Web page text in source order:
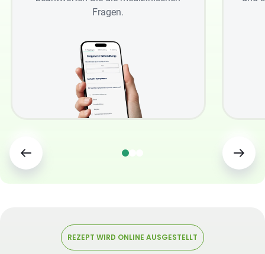
Fragen.
REZEPT WIRD ONLINE AUSGESTELLT